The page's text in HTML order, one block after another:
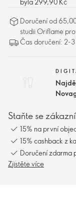
Doručení od
studii Oriflame
Čas doručení: 2-
Staňte se
15% na první
15% cashback z
Doručení zdarma
Zjistěte více